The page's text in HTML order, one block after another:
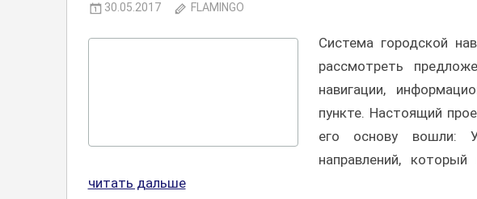
30.05.2017 FLAMINGO
Система городской
рассмотреть
навигации,
пункте. Настоящий
его основу вошли:
направлений,
читать дальше